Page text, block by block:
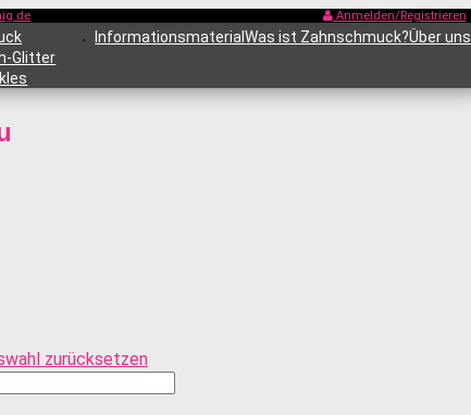
Anmelden/Registrieren
Über uns
Was ist Zahnschmuck?
Informationsmaterial
Glitter
zurücksetzen